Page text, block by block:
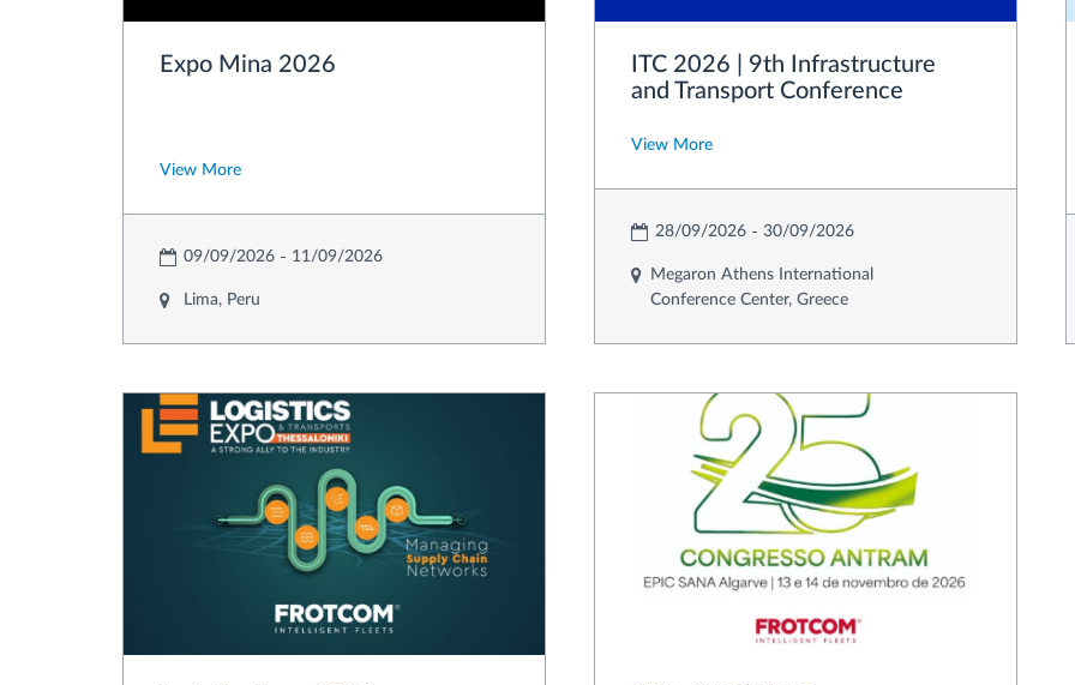
Expo Mina 2026
View More
09/09/2026 11/09/2026
Lima, Peru
ITC 2026 | 9th Infrastructure
and Transport Conference
View More
28/09/2026 30/09/2026
Megaron Athens International
Conference Center, Greece